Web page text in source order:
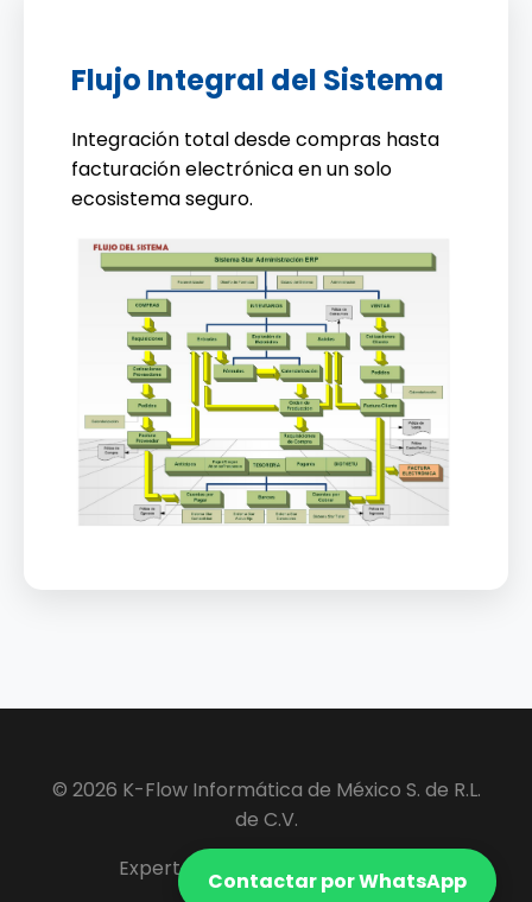
Flujo Integral del Sistema
Integración total desde compras hasta
facturación electrónica en un solo
ecosistema seguro.
Contactar por WhatsApp
© 2026 K-Flow Informática de México S. de R.L.
de C.V.
Expertos en Software ERP y VIP.